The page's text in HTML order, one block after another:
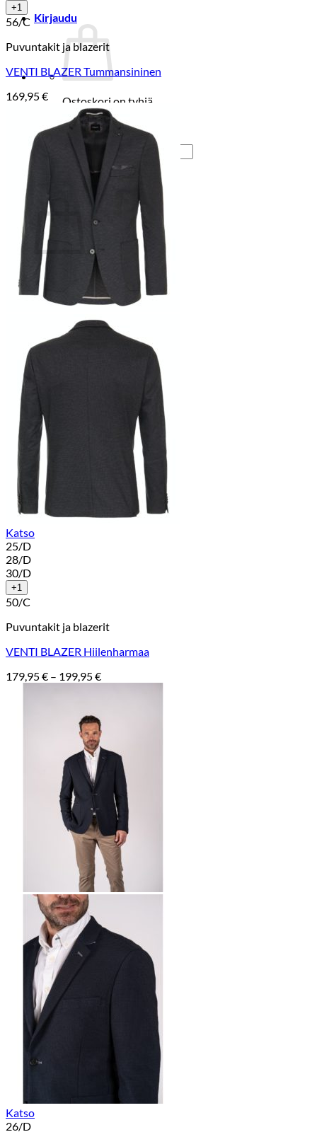
Kirjaudu
Ostoskori on tyhjä.
Takaisin kauppaan
Etsi:
Ostoskori on tyhjä.
Takaisin kauppaan
+1
56/C
Puvuntakit ja blazerit
VENTI BLAZER Tummansininen
169,95€
Katso
25/D
28/D
30/D
+1
50/C
Puvuntakit ja blazerit
VENTI BLAZER Hiilenharmaa
179,95€ – 199,95€Hintaluokka:
Katso
26/D